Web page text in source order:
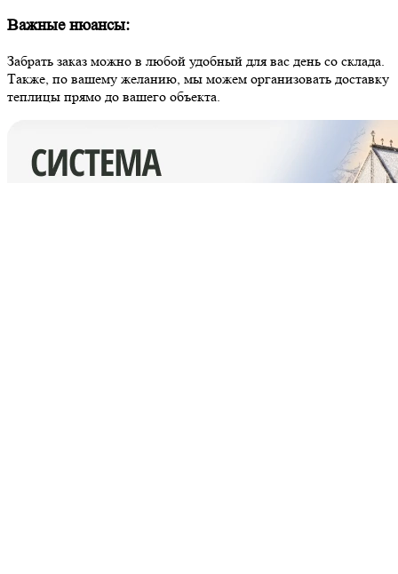
Важные нюансы:
Забрать заказ можно в любой удобный для вас день со склада.
Также, по вашему желанию, мы можем организовать доставку
теплицы прямо до вашего объекта.